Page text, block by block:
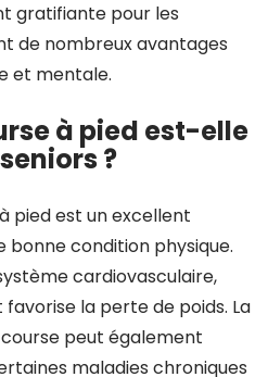
gratifiante pour les
de nombreux avantages
et mentale.
à pied est-elle
?
pied est un excellent
bonne condition physique.
cardiovasculaire,
la perte de poids. La
peut également
maladies chroniques